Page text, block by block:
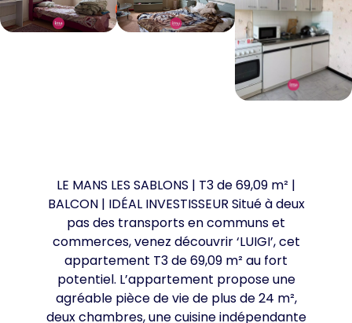
LE MANS LES SABLONS | T3 de 69,09 m² |
BALCON | IDÉAL INVESTISSEUR Situé à deux
pas des transports en communs et
commerces, venez découvrir ‘LUIGI’, cet
appartement T3 de 69,09 m² au fort
potentiel. L’appartement propose une
agréable pièce de vie de plus de 24 m²,
deux chambres, une cuisine indépendante